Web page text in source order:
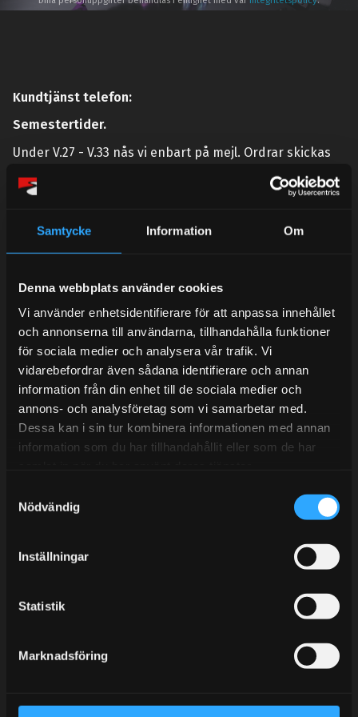
Samtycke Information Om
Denna webbplats använder cookies
Vi använder enhetsidentifierare för att anpassa innehållet
och annonserna till användarna, tillhandahålla funktioner
för sociala medier och analysera vår trafik. Vi
vidarebefordrar även sådana identifierare och annan
information från din enhet till de sociala medier och
annons- och analysföretag som vi samarbetar med.
Dessa kan i sin tur kombinera informationen med annan
information som du har tillhandahållit eller som de har
Nödvändig
Inställningar
Statistik
Marknadsföring
Kundtjänst telefon:
Semestertider.
Under V.27 - V.33 nås vi enbart på mejl. Ordrar skickas
under sommaren men med viss fördröjning. 2/7 -9/7 är
det helt stängt.
E-post:info@streetperformance.se
BLOGG
KUNSKAPSCENTER
KUNDTJÄNST